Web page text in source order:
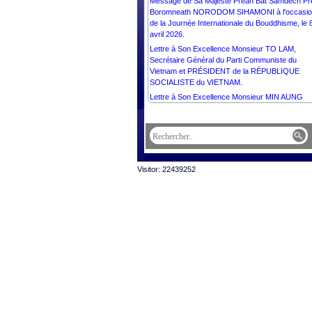
Boromneath NORODOM SIHAMONI à
de la Journée Internationale du Bouddhisme, le
avril 2026.
Lettre à Son Excellence Monsieur TO LAM,
Secrétaire Général du Parti Communiste du
Vietnam et PRÉSIDENT de la RÉPUBLIQUE
SOCIALISTE du VIETNAM.
Lettre à Son Excellence Monsieur MIN AUNG
Lettre à Son Excellence Monsieur Steven Pang
Chee Wee, Ambassadeur Extraordinaire et
Plénipotentiaire de la République de Singapour
auprès du Royaume du Cambodge.
Visitor: 22439252